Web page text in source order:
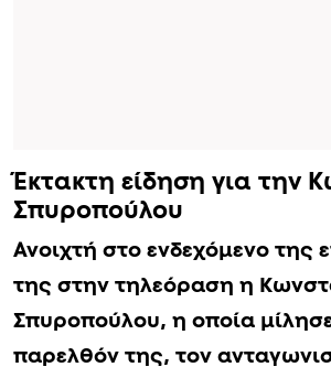
Έκτακτη είδηση για την
Σπυροπούλου
Ανοιχτή στο ενδεχόμενο της
της στην τηλεόραση η
Σπυροπούλου, η οποία
παρελθόν της, τον